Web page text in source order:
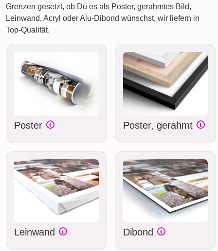
Grenzen gesetzt, ob Du es als Poster, gerahmtes Bild,
Leinwand, Acryl oder Alu-Dibond wünschst, wir liefern in
Top-Qualität.
Poster Poster, gerahmt
Leinwand Dibond